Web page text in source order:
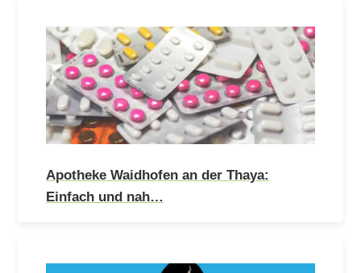
Apotheke Waidhofen an der Thaya:
Einfach und nah…